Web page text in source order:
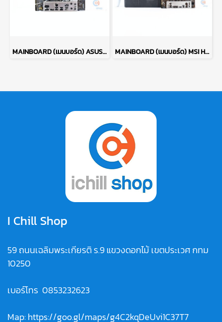
MAINBOARD (เมนบอร์ด) ASUS PRIME B760M-A WIFI-CSM P17273 MAINBOARD (เมนบอร์ด) MSI H310-F PRO P17645
I Chill Shop
59 ถนนเฉลิมพระเกียรติ ร.9 แขวงดอกไม้ เขตประเวศ กทม
10250
เบอร์โทร 0853232623
Map:https://goo.gl/maps/g4C2kqDeUvi1C37T7